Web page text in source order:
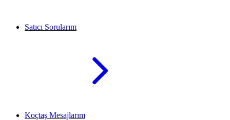
Satıcı Sorularım
Koçtaş Mesajlarım